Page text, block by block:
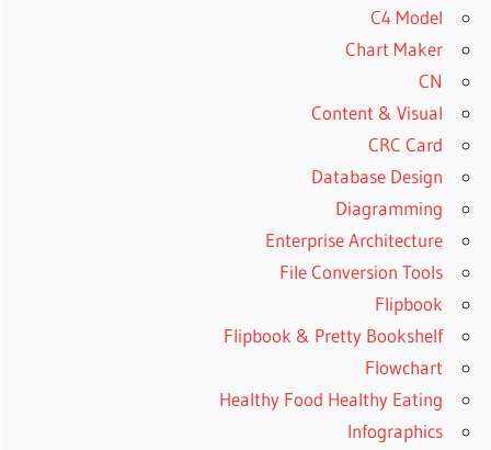
C4 Model
Chart Maker
CN
Content & Visual
CRC Card
Database Design
Diagramming
Enterprise Architecture
File Conversion Tools
Flipbook
Flipbook & Pretty Bookshelf
Flowchart
Healthy Food Healthy Eating
Infographics